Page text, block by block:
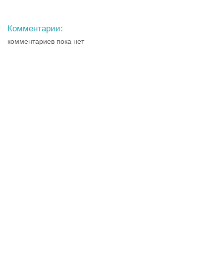
Комментарии:
комментариев пока нет